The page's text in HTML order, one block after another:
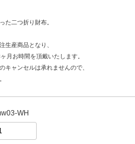
た二つ折り財布。
生産商品となり、
月お時間を頂戴いたします。
キャンセルは承れませんので、
WH